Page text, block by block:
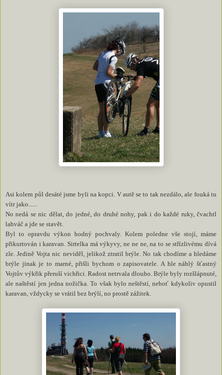
Asi kolem půl desáté jsme byli na kopci. V autě se to tak nezdálo, ale fouká tu
vítr jako......
No nedá se nic dělat, do jedné, do druhé nohy, pak i do každé ruky, čvachtl
lahváč a jde se stavět.
Byl to opravdu výkon hodný pochvaly. Kolem poledne vše stojí, máme
přikurtován i karavan. Sirtelka má výkyvy, ne ne ne, na to se střízlivému dívá
zle. Jedině Vojta nic neviděl, jelikož ztratil brýle. No tak chodíme a hledáme
brýle jinak je to marné, přišli bychom o zapisovatele. A hle náhlý šťastný
Vojtův výkřik přeruší vichřici. Radost netrvala dlouho. Brýle byly rozšlápnuté,
ale naštěstí jen jedna nožička. To však bylo neštěstí, neboť kdykoliv opustil
karavan, vždycky se vrátil bez brýlí, no prostě zážitek.